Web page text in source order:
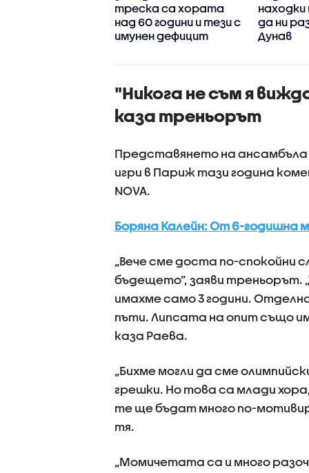
треска са хората
над 60 години и тези с
имунен дефицит
да ни
Дунав
"Никога не съм я
каза треньорът
Представянето на
игри в Париж тази година
NOVA.
Боряна Калейн: От 6-годишна
„Вече сме доста по-спокойни
бъдещето”, заяви треньорът.
имахме само 3 години.
пъти. Липсата на опит също
каза Раева.
„Бихме могли да сме
грешки. Но това са млади
те ще бъдат много по-
тя.
„Момичетата са и много